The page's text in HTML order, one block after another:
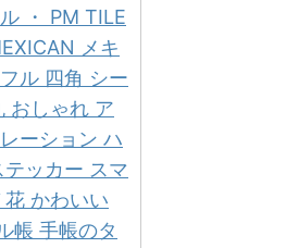
・ PM TILE
メキ
ル 四角 シー
おしゃれ ア
ーション ハ
ッカー スマ
かわいい
帳 手帳のタ